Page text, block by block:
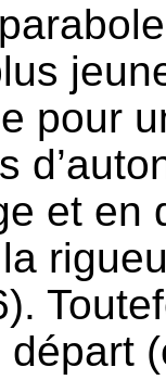
pour
et en